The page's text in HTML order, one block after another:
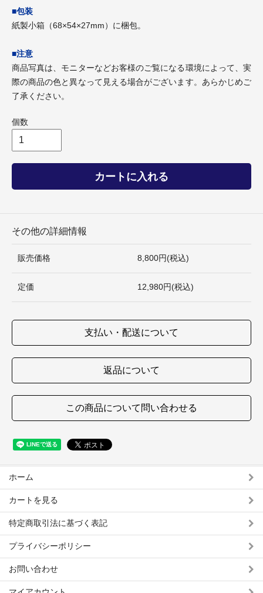
■包装
紙製小箱（68×54×27mm）に梱包。
■注意
商品写真は、モニターなどお客様のご覧になる環境によって、実
際の商品の色と異なって見える場合がございます。あらかじめご
了承ください。
個数
カートに入れる
その他の詳細情報
販売価格 8,800円(税込)
定価 12,980円(税込)
支払い・配送について
返品について
この商品について問い合わせる
ホーム
カートを見る
特定商取引法に基づく表記
プライバシーポリシー
お問い合わせ